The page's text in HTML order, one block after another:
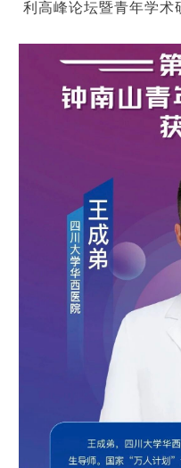
利高峰论坛暨青年学术